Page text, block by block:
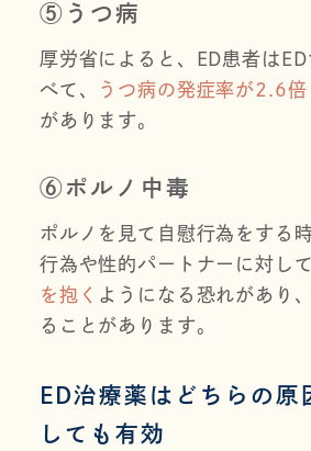
⑤うつ病
厚労省によると、ED患者は
べて、
うつ病の発症率が2.6倍
があります。
⑥ポルノ中毒
ポルノを見て自慰行為をする
行為や性的パートナーに対して
を抱く ようになる恐れがあり
ることがあります。
ED治療薬はどちらの原
しても有効